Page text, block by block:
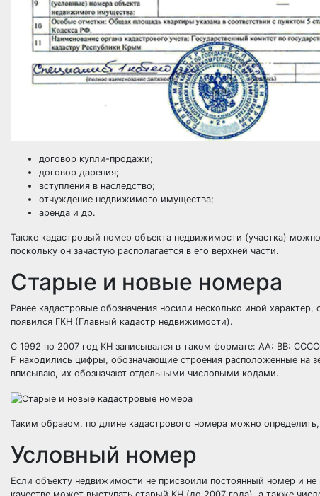
договор купли-продажи;
договор дарения;
вступления в наследство;
отчуждение недвижимого имущества;
аренда и др.
Также кадастровый номер объекта недвижимости (участка)
поскольку он зачастую располагается в его верхней части.
Старые и новые номера
Ранее кадастровые обозначения носили несколько иной
появился ГКН (Главный кадастр недвижимости).
С 1992 по 2007 год КН записывался в таком формате: AA: BB:
F находились цифры, обозначающие строения расположенные на
вписываю, их обозначают отдельными числовыми кодами.
Таким образом, по длине кадастрового номера можно
Условный номер
Если объекту недвижимости не присвоили постоянный номер и